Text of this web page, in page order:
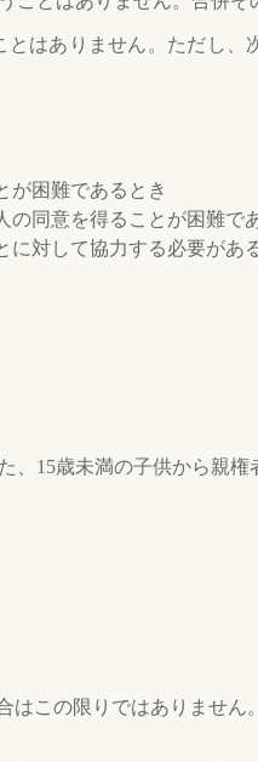
はありません。ただし、
が困難であるとき
同意を得ることが困難で
対して協力する必要があ
15歳未満の子供から親
この限りではありません。